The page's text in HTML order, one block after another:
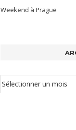
Weekend à Prague